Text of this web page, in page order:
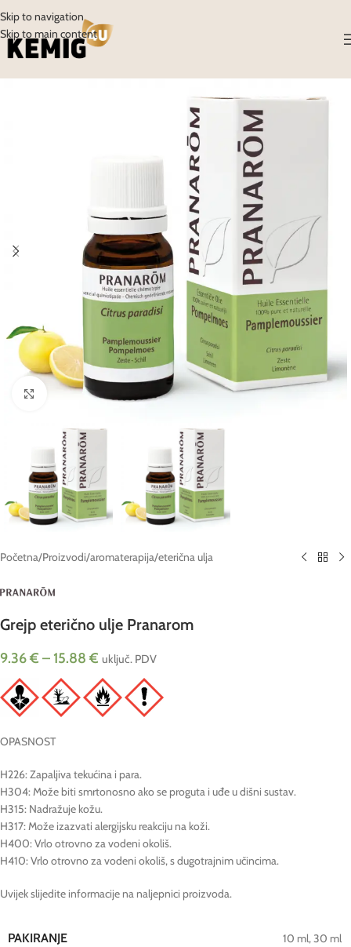
Skip to navigation
Skip to main content
Click to enlarge
Početna/Proizvodi/aromaterapija/eterična ulja
Grejp eterično ulje Pranarom
9.36€ –15.88 € uključ. PDV
OPASNOST
H226: Zapaljiva tekućina i para.
H304: Može biti smrtonosno ako se proguta i uđe u dišni sustav.
H315: Nadražuje kožu.
H317: Može izazvati alergijsku reakciju na koži.
H400: Vrlo otrovno za vodeni okoliš.
H410: Vrlo otrovno za vodeni okoliš, s dugotrajnim učincima.
Uvijek slijedite informacije na naljepnici proizvoda.
PAKIRANJE 10 ml,30 ml